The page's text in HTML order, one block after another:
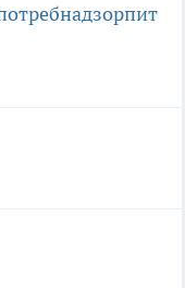
пит